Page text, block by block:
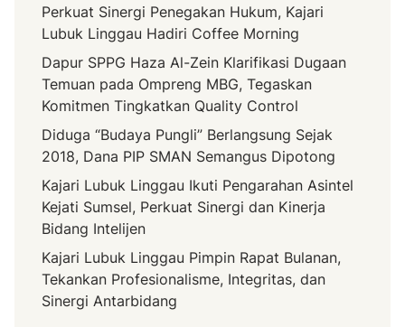
e
r
d
a
M
U
I
u
r
t
a
Perkuat Sinergi Penegakan Hukum, Kajari
Lubuk Linggau Hadiri Coffee Morning
Dapur SPPG Haza Al-Zein Klarifikasi Dugaan
Temuan pada Ompreng MBG, Tegaskan
Komitmen Tingkatkan Quality Control
Diduga “Budaya Pungli” Berlangsung Sejak
2018, Dana PIP SMAN Semangus Dipotong
Kajari Lubuk Linggau Ikuti Pengarahan Asintel
Kejati Sumsel, Perkuat Sinergi dan Kinerja
Bidang Intelijen
Kajari Lubuk Linggau Pimpin Rapat Bulanan,
Tekankan Profesionalisme, Integritas, dan
Sinergi Antarbidang